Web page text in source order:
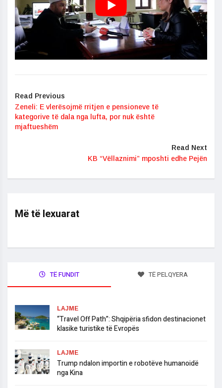
Read Previous
Zeneli: E vlerësojmë rritjen e pensioneve të
kategorive të dala nga lufta, por nuk është
mjaftueshëm
Read Next
KB “Vëllaznimi” mposhti edhe Pejën
Më të lexuarat
TË FUNDIT TË PELQYERA
LAJME
“Travel Off Path”: Shqipëria sfidon destinacionet
klasike turistike të Evropës
LAJME
Trump ndalon importin e robotëve humanoidë
nga Kina